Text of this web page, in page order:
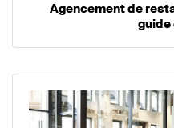
Agencement de
guide